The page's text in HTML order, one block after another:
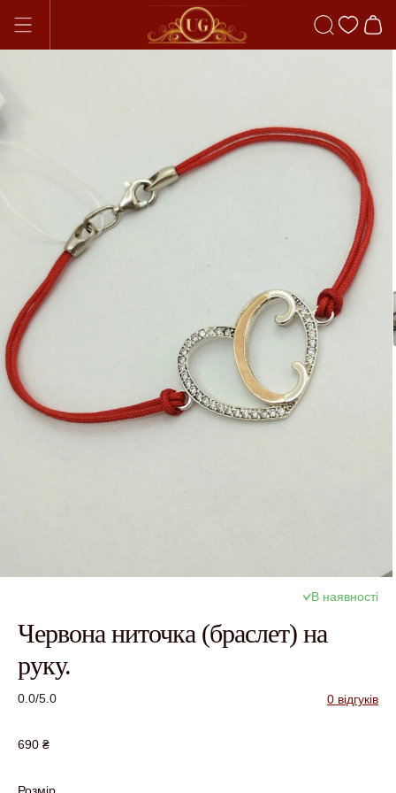
В наявності
Червона ниточка (браслет) на
руку.
0.0/5.0 0 відгуків
690 ₴
Розмір